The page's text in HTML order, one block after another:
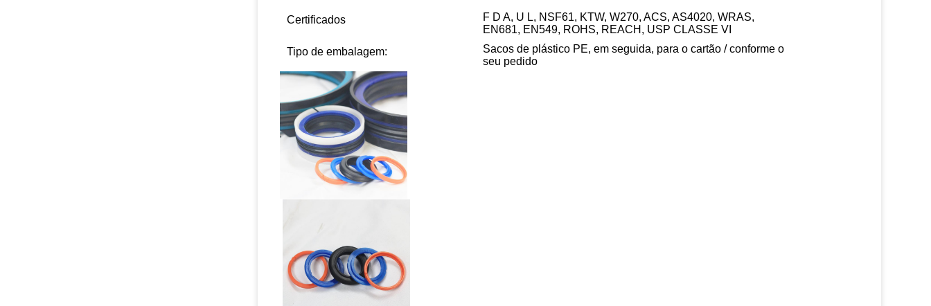
Certificados
F D A, U L, NSF61, KTW, W270, ACS, AS4020, WRAS,
EN681, EN549, ROHS, REACH, USP CLASSE VI
Tipo de embalagem:
Sacos de plástico PE, em seguida, para o cartão / conforme o
seu pedido